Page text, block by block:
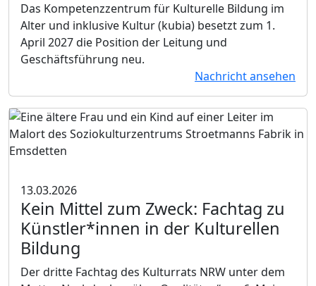
Das Kompetenzzentrum für Kulturelle Bildung im
Alter und inklusive Kultur (kubia) besetzt zum 1.
April 2027 die Position der Leitung und
Geschäftsführung neu.
Nachricht ansehen
13.03.2026
Kein Mittel zum Zweck: Fachtag zu
Künstler*innen in der Kulturellen
Bildung
Der dritte Fachtag des Kulturrats NRW unter dem